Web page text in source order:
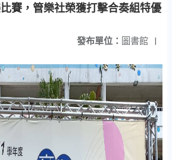
賽，管樂社榮獲打擊合奏組特優
發布單位： 圖書館 |